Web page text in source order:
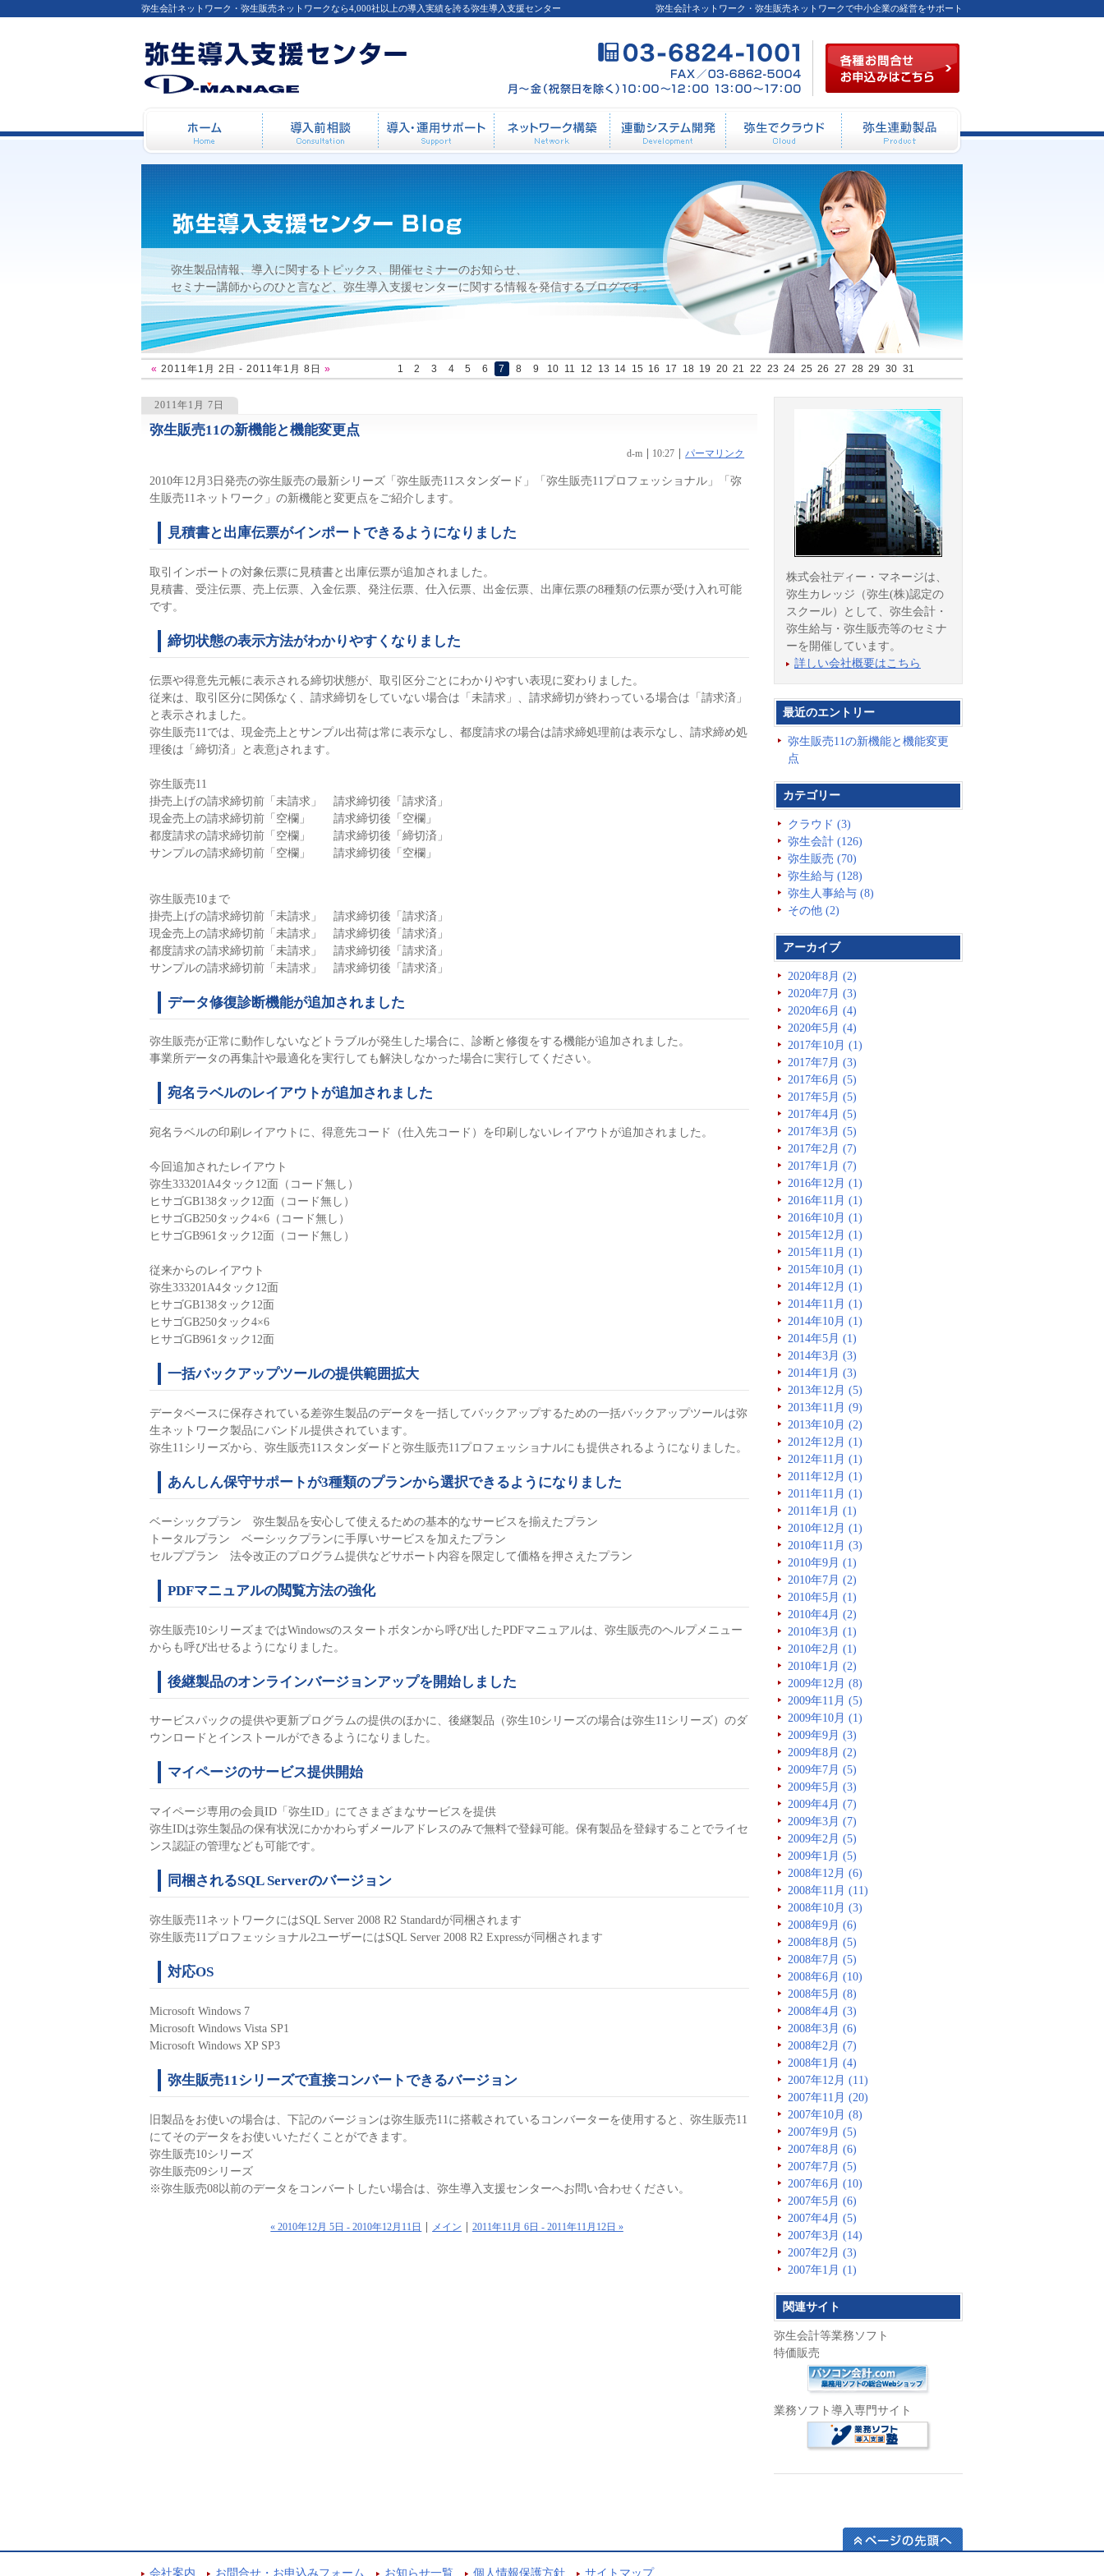
2011年1月 2日 - 2011年1月 8日
弥生会計ネットワーク・弥生販売ネットワークで中小企業の経営をサポート
弥生会計ネットワーク・弥生販売ネットワークなら4,000社以上の導入実績を誇る弥生導入支援センター
弥生製品情報、導入に関するトピックス、開催セミナーのお知らせ、
セミナー講師からのひと言など、弥生導入支援センターに関する情報を発信するブログです。
«2011年1月 2日 - 2011年1月 8日 » 1 2 3 4 5 6 7 8 9 10 11 12 13 14 15 16 17 18 19 20 21 22 23 24 25 26 27 28 29 30 31
2011年1月 7日
弥生販売11の新機能と機能変更点
d-m 10:27
1411
パーマリンク
2010年12月3日発売の弥生販売の最新シリーズ「弥生販売11スタンダード」「弥生販売11プロフェッショナル」「弥
生販売11ネットワーク」の新機能と変更点をご紹介します。
見積書と出庫伝票がインポートできるようになりました
取引インポートの対象伝票に見積書と出庫伝票が追加されました。
見積書、受注伝票、売上伝票、入金伝票、発注伝票、仕入伝票、出金伝票、出庫伝票の8種類の伝票が受け入れ可能
です。
締切状態の表示方法がわかりやすくなりました
伝票や得意先元帳に表示される締切状態が、取引区分ごとにわかりやすい表現に変わりました。
従来は、取引区分に関係なく、請求締切をしていない場合は「未請求」、請求締切が終わっている場合は「請求済」
と表示されました。
弥生販売11では、現金売上とサンプル出荷は常に表示なし、都度請求の場合は請求締処理前は表示なし、請求締め処
理後は「締切済」と表意jされます。
弥生販売11
掛売上げの請求締切前「未請求」 請求締切後「請求済」
現金売上の請求締切前「空欄」 請求締切後「空欄」
都度請求の請求締切前「空欄」 請求締切後「締切済」
サンプルの請求締切前「空欄」 請求締切後「空欄」
弥生販売10まで
掛売上げの請求締切前「未請求」 請求締切後「請求済」
現金売上の請求締切前「未請求」 請求締切後「請求済」
都度請求の請求締切前「未請求」 請求締切後「請求済」
サンプルの請求締切前「未請求」 請求締切後「請求済」
データ修復診断機能が追加されました
弥生販売が正常に動作しないなどトラブルが発生した場合に、診断と修復をする機能が追加されました。
事業所データの再集計や最適化を実行しても解決しなかった場合に実行してください。
宛名ラベルのレイアウトが追加されました
宛名ラベルの印刷レイアウトに、得意先コード（仕入先コード）を印刷しないレイアウトが追加されました。
今回追加されたレイアウト
弥生333201A4タック12面（コード無し）
ヒサゴGB138タック12面（コード無し）
ヒサゴGB250タック4×6（コード無し）
ヒサゴGB961タック12面（コード無し）
従来からのレイアウト
弥生333201A4タック12面
ヒサゴGB138タック12面
ヒサゴGB250タック4×6
ヒサゴGB961タック12面
一括バックアップツールの提供範囲拡大
データベースに保存されている差弥生製品のデータを一括してバックアップするための一括バックアップツールは弥
生ネットワーク製品にバンドル提供されています。
弥生11シリーズから、弥生販売11スタンダードと弥生販売11プロフェッショナルにも提供されるようになりました。
あんしん保守サポートが3種類のプランから選択できるようになりました
ベーシックプラン 弥生製品を安心して使えるための基本的なサービスを揃えたプラン
トータルプラン ベーシックプランに手厚いサービスを加えたプラン
セルププラン 法令改正のプログラム提供などサポート内容を限定して価格を押さえたプラン
PDFマニュアルの閲覧方法の強化
弥生販売10シリーズまではWindowsのスタートボタンから呼び出したPDFマニュアルは、弥生販売のヘルプメニュー
からも呼び出せるようになりました。
後継製品のオンラインバージョンアップを開始しました
サービスパックの提供や更新プログラムの提供のほかに、後継製品（弥生10シリーズの場合は弥生11シリーズ）のダ
ウンロードとインストールができるようになりました。
マイページのサービス提供開始
マイページ専用の会員ID「弥生ID」にてさまざまなサービスを提供
弥生IDは弥生製品の保有状況にかかわらずメールアドレスのみで無料で登録可能。保有製品を登録することでライセ
ンス認証の管理なども可能です。
同梱されるSQL Serverのバージョン
弥生販売11ネットワークにはSQL Server 2008 R2 Standardが同梱されます
弥生販売11プロフェッショナル2ユーザーにはSQL Server 2008 R2 Expressが同梱されます
対応OS
Microsoft Windows 7
Microsoft Windows Vista SP1
Microsoft Windows XP SP3
弥生販売11シリーズで直接コンバートできるバージョン
旧製品をお使いの場合は、下記のバージョンは弥生販売11に搭載されているコンバーターを使用すると、弥生販売11
にてそのデータをお使いいただくことができます。
弥生販売10シリーズ
弥生販売09シリーズ
※弥生販売08以前のデータをコンバートしたい場合は、弥生導入支援センターへお問い合わせください。
« 2010年12月 5日 - 2010年12月11日 メイン 2011年11月 6日 - 2011年11月12日 »
株式会社ディー・マネージは、
弥生カレッジ（弥生(株)認定の
スクール）として、弥生会計・
弥生給与・弥生販売等のセミナ
ーを開催しています。
詳しい会社概要はこちら
最近のエントリー
弥生販売11の新機能と機能変更
点
カテゴリー
クラウド (3)
弥生会計 (126)
弥生販売 (70)
弥生給与 (128)
弥生人事給与 (8)
その他 (2)
アーカイブ
2020年8月 (2)
2020年7月 (3)
2020年6月 (4)
2020年5月 (4)
2017年10月 (1)
2017年7月 (3)
2017年6月 (5)
2017年5月 (5)
2017年4月 (5)
2017年3月 (5)
2017年2月 (7)
2017年1月 (7)
2016年12月 (1)
2016年11月 (1)
2016年10月 (1)
2015年12月 (1)
2015年11月 (1)
2015年10月 (1)
2014年12月 (1)
2014年11月 (1)
2014年10月 (1)
2014年5月 (1)
2014年3月 (3)
2014年1月 (3)
2013年12月 (5)
2013年11月 (9)
2013年10月 (2)
2012年12月 (1)
2012年11月 (1)
2011年12月 (1)
2011年11月 (1)
2011年1月 (1)
2010年12月 (1)
2010年11月 (3)
2010年9月 (1)
2010年7月 (2)
2010年5月 (1)
2010年4月 (2)
2010年3月 (1)
2010年2月 (1)
2010年1月 (2)
2009年12月 (8)
2009年11月 (5)
2009年10月 (1)
2009年9月 (3)
2009年8月 (2)
2009年7月 (5)
2009年5月 (3)
2009年4月 (7)
2009年3月 (7)
2009年2月 (5)
2009年1月 (5)
2008年12月 (6)
2008年11月 (11)
2008年10月 (3)
2008年9月 (6)
2008年8月 (5)
2008年7月 (5)
2008年6月 (10)
2008年5月 (8)
2008年4月 (3)
2008年3月 (6)
2008年2月 (7)
2008年1月 (4)
2007年12月 (11)
2007年11月 (20)
2007年10月 (8)
2007年9月 (5)
2007年8月 (6)
2007年7月 (5)
2007年6月 (10)
2007年5月 (6)
2007年4月 (5)
2007年3月 (14)
2007年2月 (3)
2007年1月 (1)
関連サイト
弥生会計等業務ソフト
特価販売
業務ソフト導入専門サイト
00～
ホーム 導入前相談 導入・運用サポート ネットワーク構築 連動システム開発 弥生でクラウド
会社案内 お問合せ・お申込みフォーム お知らせ一覧 個人情報保護方針 サイトマップ